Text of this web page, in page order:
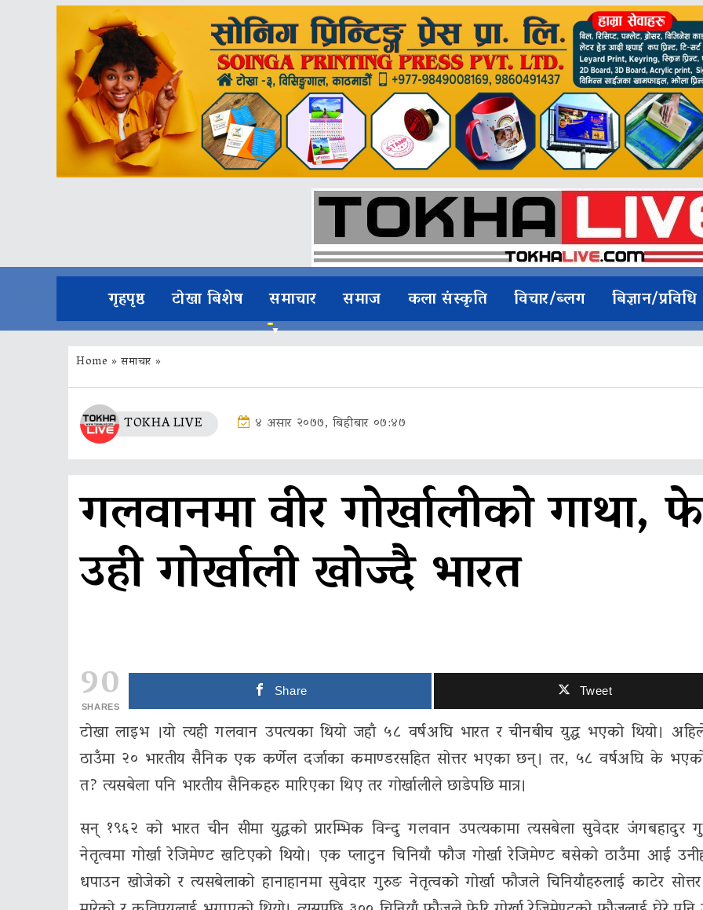
गृहपृष्ठ टोखा बिशेष समाचार समाज कला संस्कृति विचार/ब्लग बिज्ञान/प्रविधि
Home »समाचार »
TOKHA LIVE ४ असार २०७७, बिहीबार ०७:४७
गलवानमा वीर गोर्खालीको गाथा,
उही गोर्खाली खोज्दै भारत
90
SHARES
Share Tweet
टोखा लाइभ ।यो त्यही गलवान उपत्यका थियो जहाँ ५८ वर्षअघि भारत र चीनबीच युद्ध भएको थियो।
ठाउँमा २० भारतीय सैनिक एक कर्णेल दर्जाका कमाण्डरसहित सोत्तर भएका छन्। तर, ५८ वर्षअघि के
त? त्यसबेला पनि भारतीय सैनिकहरु मारिएका थिए तर गोर्खालीले छाडेपछि मात्र।
सन् १९६२ को भारत चीन सीमा युद्धको प्रारम्भिक विन्दु गलवान उपत्यकामा त्यसबेला सुवेदार जंगबहादुर
नेतृत्वमा गोर्खा रेजिमेण्ट खटिएको थियो। एक प्लाटुन चिनियाँ फौज गोर्खा रेजिमेण्ट बसेको ठाउँमा आई
धपाउन खोजेको र त्यसबेलाको हानाहानमा सुवेदार गुरुङ नेतृत्वको गोर्खा फौजले चिनियाँहरुलाई काटेर